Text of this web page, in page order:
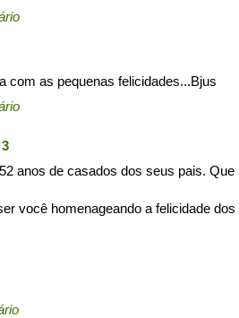
com as pequenas felicidades...Bjus
3
anos de casados dos seus pais. Que
você homenageando a felicidade dos